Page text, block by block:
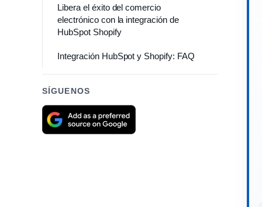
Libera el éxito del comercio
electrónico con la integración de
HubSpot Shopify
Integración HubSpot y Shopify: FAQ
SÍGUENOS